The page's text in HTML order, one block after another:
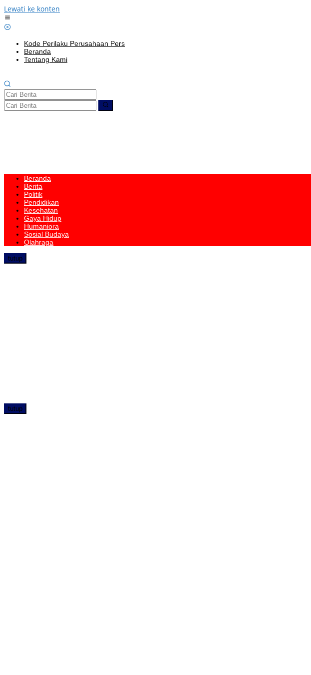
Lewati ke konten
Kode Perilaku Perusahaan Pers
Beranda
Tentang Kami
Beranda
Berita
Politik
Pendidikan
Kesehatan
Gaya Hidup
Humaniora
Sosial Budaya
Olahraga
tutup
tutup